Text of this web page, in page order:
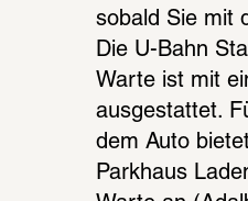
sobald Sie mit
Die U-Bahn
Warte ist mit
ausgestattet.
dem Auto
Parkhaus